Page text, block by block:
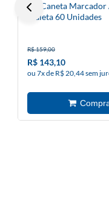
Kit Caneta
Maleta 60 Unidades
R$ 159,00
R$ 143,10
ou 7x de R$ 20,44 sem